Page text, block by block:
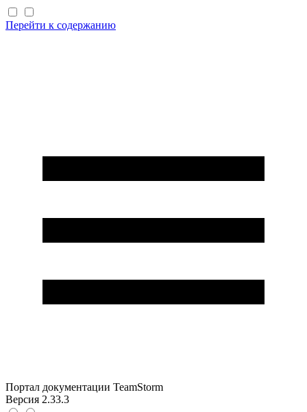
Перейти к содержанию
Портал документации TeamStorm
Версия 2.33.3